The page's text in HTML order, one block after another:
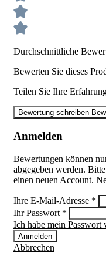
Durchschnittliche
Bewerten Sie dieses
Teilen Sie Ihre
Bewertung schreiben
Anmelden
Bewertungen können
abgegeben werden.
einen neuen Account.
Ihre E-Mail-Adresse *
Ihr Passwort *
Ich habe mein Passwort
Anmelden
Abbrechen